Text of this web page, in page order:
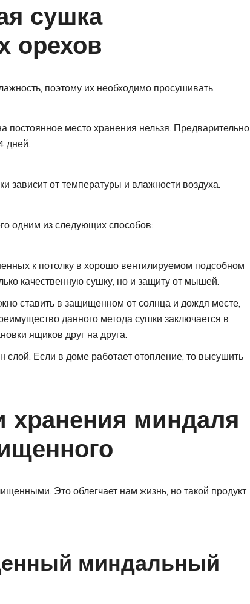
сушка
орехов
поэтому их необходимо просушивать.
постоянное место хранения нельзя. Предварительно
дней.
зависит от температуры и влажности воздуха.
одним из следующих способов:
к потолку в хорошо вентилируемом подсобном
качественную сушку, но и защиту от мышей.
ставить в защищенном от солнца и дождя месте,
данного метода сушки заключается в
ящиков друг на друга.
Если в доме работает отопление, то высушить
хранения миндаля
Это облегчает нам жизнь, но такой продукт
миндальный